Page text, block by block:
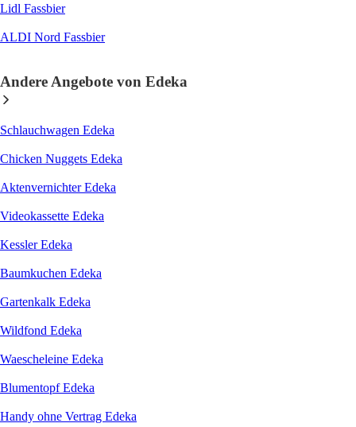
Lidl Fassbier
ALDI Nord Fassbier
Andere Angebote von Edeka
Schlauchwagen Edeka
Chicken Nuggets Edeka
Aktenvernichter Edeka
Videokassette Edeka
Kessler Edeka
Baumkuchen Edeka
Gartenkalk Edeka
Wildfond Edeka
Waescheleine Edeka
Blumentopf Edeka
Handy ohne Vertrag Edeka